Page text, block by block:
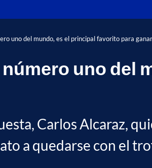
uno del mundo, es el principal favorito para
uno del
Carlos Alcaraz,
a quedarse con el